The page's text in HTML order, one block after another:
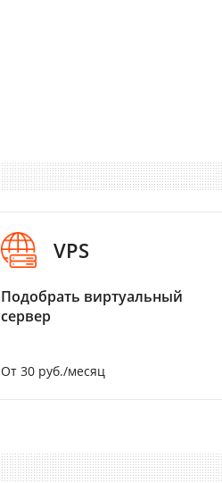
VPS
Подобрать виртуальный
сервер
От 30 руб./месяц